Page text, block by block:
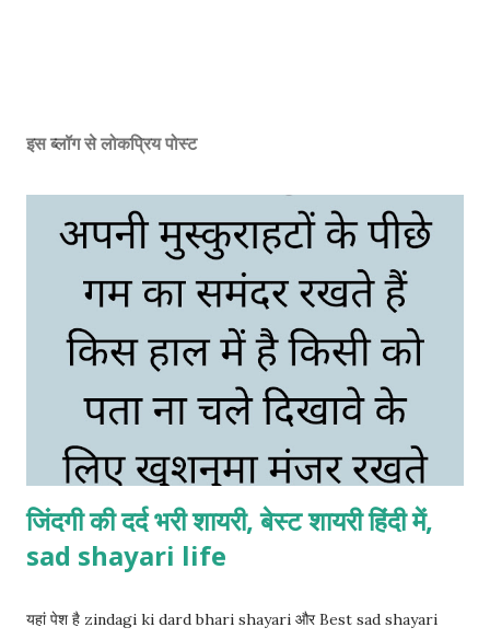
इस ब्लॉग से लोकप्रिय पोस्ट
जिंदगी की दर्द भरी शायरी, बेस्ट शायरी हिंदी में,
sad shayari life
यहां पेश है zindagi ki dard bhari shayari और Best sad shayari